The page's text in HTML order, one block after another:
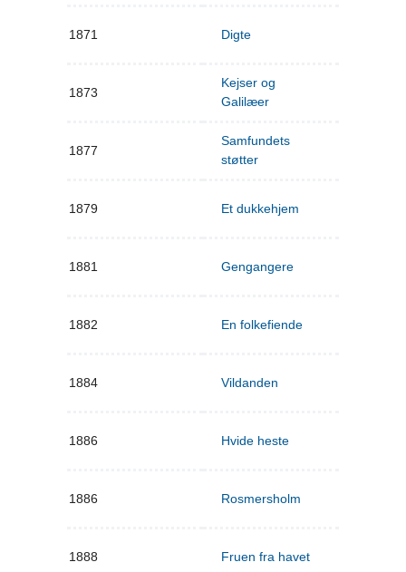
1871 Digte
1873
Kejser og
Galilæer
1877
Samfundets
støtter
1879 Et dukkehjem
1881 Gengangere
1882 En folkefiende
1884 Vildanden
1886 Hvide heste
1886 Rosmersholm
1888 Fruen fra havet